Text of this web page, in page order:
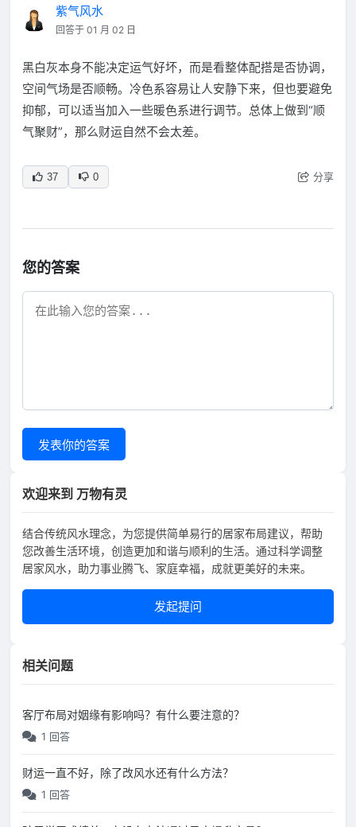
紫气风水
回答于 01 月 02 日
黑白灰本身不能决定运气好坏，而是看整体配搭是否协调，
空间气场是否顺畅。冷色系容易让人安静下来，但也要避免
抑郁，可以适当加入一些暖色系进行调节。总体上做到“顺
气聚财”，那么财运自然不会太差。
37 0 分享
您的答案
发表你的答案
欢迎来到 万物有灵
结合传统风水理念，为您提供简单易行的居家布局建议，帮助
您改善生活环境，创造更加和谐与顺利的生活。通过科学调整
居家风水，助力事业腾飞、家庭幸福，成就更美好的未来。
发起提问
相关问题
客厅布局对姻缘有影响吗？有什么要注意的？
1 回答
财运一直不好，除了改风水还有什么方法？
1 回答